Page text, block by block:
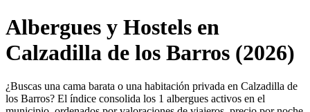
Albergues y Hostels en
Calzadilla de los Barros (2026)
¿Buscas una cama barata o una habitación privada en Calzadilla de
los Barros? El índice consolida los 1 albergues activos en el